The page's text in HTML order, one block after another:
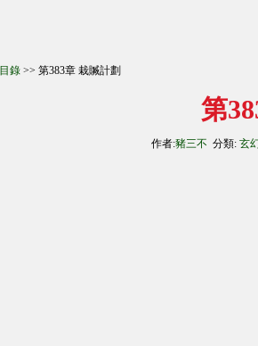
目錄 >> 第383章 栽贓計劃
第
作者:豬三不 分類: 玄